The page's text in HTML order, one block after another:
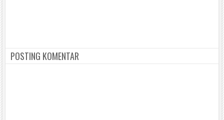
POSTING KOMENTAR